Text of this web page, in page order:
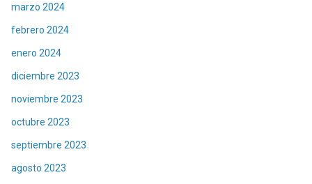
marzo 2024
febrero 2024
enero 2024
diciembre 2023
noviembre 2023
octubre 2023
septiembre 2023
agosto 2023